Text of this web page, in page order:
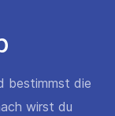
bestimmst die
wirst du